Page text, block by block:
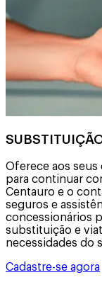
Oferece aos
para continuar
Centauro e o
seguros e
concessionários
substituição e
necessidades do
Cadastre-se agora